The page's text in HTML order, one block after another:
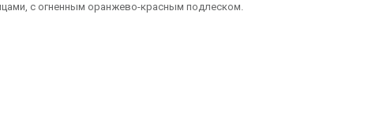
с огненным оранжево-красным подлеском.